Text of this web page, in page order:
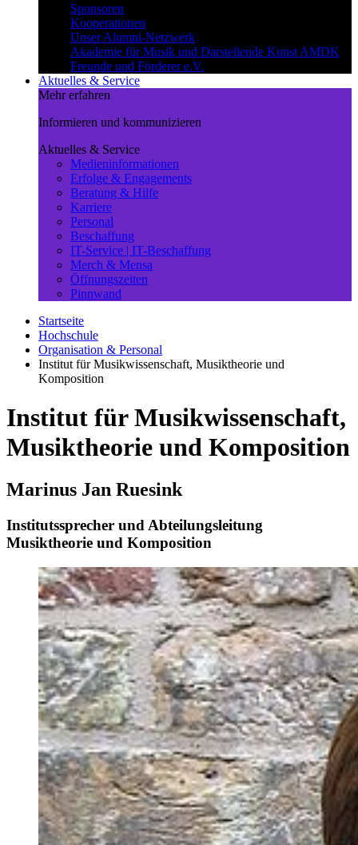
Sponsoren
Kooperationen
Unser Alumni-Netzwerk
Akademie für Musik und Darstellende Kunst AMDK
Freunde und Förderer e.V.
Aktuelles & Service
Mehr erfahren
Informieren und kommunizieren
Aktuelles & Service
Medieninformationen
Erfolge & Engagements
Beratung & Hilfe
Karriere
Personal
Beschaffung
IT-Service | IT-Beschaffung
Merch & Mensa
Öffnungszeiten
Pinnwand
Startseite
Hochschule
Organisation & Personal
Institut für Musikwissenschaft, Musiktheorie und
Komposition
Institut für Musikwissenschaft,
Musiktheorie und Komposition
Marinus Jan Ruesink
Institutssprecher und Abteilungsleitung
Musiktheorie und Komposition